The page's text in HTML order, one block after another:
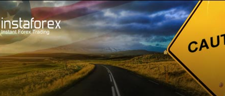
Cho người mới bắt đầu Thông Tin Hữu Ích